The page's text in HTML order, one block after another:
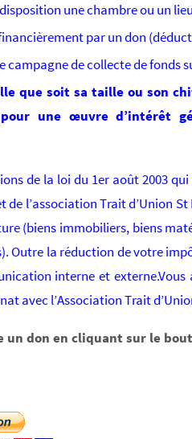
une chambre ou un
par un don
campagne de collecte de fonds
que soit sa taille ou son
pour une œuvre d’intérêt
de la loi du 1er août 2003
de l’association Trait d’Union
(biens immobiliers, biens
Outre la réduction de votre
interne et
avec l’Association Trait
un don en cliquant sur le